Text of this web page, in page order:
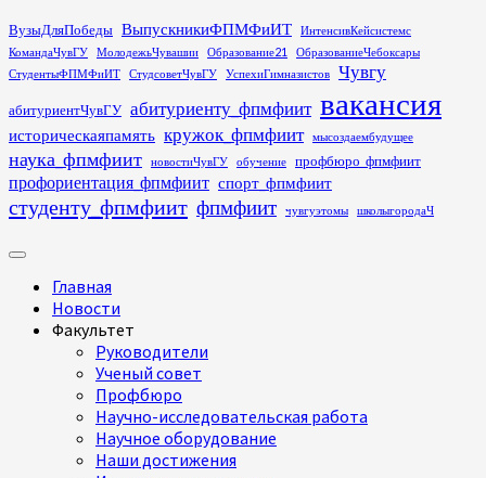
Перейти
к
содержимому
ВузыДляПобеды ВыпускникиФПМФиИТ
ИнтенсивКейсистемс
КомандаЧувГУ
МолодежьЧувашии Образование21
ОбразованиеЧебоксары
СтудентыФПМФиИТ
СтудсоветЧувГУ УспехиГимназистов Чувгу
абитуриентЧувГУ абитуриенту_фпмфиит вакансия
историческаяпамять кружок_фпмфиит мысоздаембудущее
наука_фпмфиит новостиЧувГУ обучение профбюро_фпмфиит
профориентация_фпмфиит спорт_фпмфиит
студенту_фпмфиит фпмфиит чувгуэтомы школыгородаЧ
Основное
Главная
Новости
Факультет
Руководители
Ученый совет
Профбюро
Научно-исследовательская работа
Научное оборудование
Наши достижения